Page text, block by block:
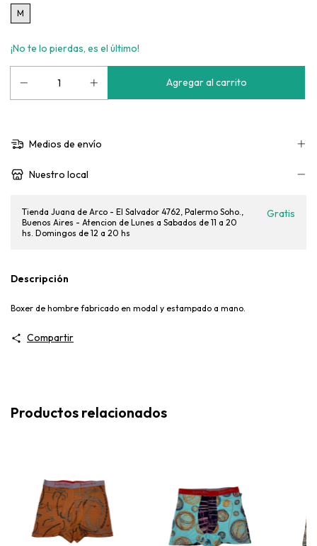
M
¡No te lo pierdas, es el último!
Medios de envío
Nuestro local
Tienda Juana de Arco - El Salvador 4762, Palermo Soho.,
Buenos Aires - Atencion de Lunes a Sabados de 11 a 20
hs. Domingos de 12 a 20 hs
Gratis
Descripción
Boxer de hombre fabricado en modal y estampado a mano.
Compartir
Productos relacionados